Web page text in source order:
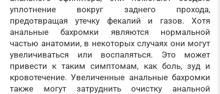
уплотнение вокруг заднего прохода,
предотвращая утечку фекалий и газов. Хотя
анальные бахромки являются нормальной
частью анатомии, в некоторых случаях они могут
увеличиваться или воспаляться. Это может
привести к таким симптомам, как боль, зуд и
кровотечение. Увеличенные анальные бахромки
также могут затруднить очистку анальной